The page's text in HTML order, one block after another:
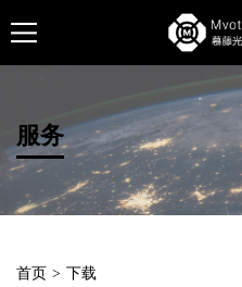
服务
首页 > 下载